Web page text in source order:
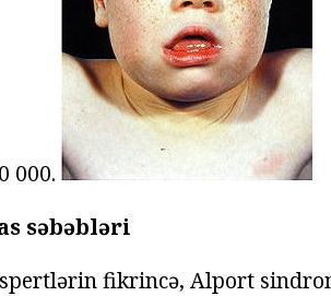
000.
səbəbləri
fikrincə, Alport